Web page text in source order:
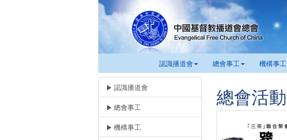
認識播道會 總會事工 機構事工
認識播道會
總會事工
機構事工
總會活動